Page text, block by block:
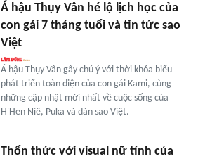
Á hậu Thụy Vân hé lộ lịch học của
con gái 7 tháng tuổi và tin tức sao
Việt
Á hậu Thụy Vân gây chú ý với thời khóa biểu
phát triển toàn diện của con gái Kami, cùng
những cập nhật mới nhất về cuộc sống của
H'Hen Niê, Puka và dàn sao Việt.
Thổn thức với visual nữ tính của